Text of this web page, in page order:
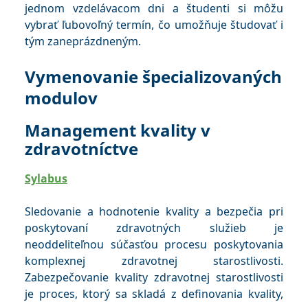
jednom vzdelávacom dni a študenti si môžu
vybrať ľubovoľný termín, čo umožňuje študovať i
tým zaneprázdneným.
Vymenovanie špecializovaných
modulov
Management kvality v
zdravotníctve
Sylabus
Sledovanie a hodnotenie kvality a bezpečia pri
poskytovaní zdravotných služieb je
neoddeliteľnou súčasťou procesu poskytovania
komplexnej zdravotnej starostlivosti.
Zabezpečovanie kvality zdravotnej starostlivosti
je proces, ktorý sa skladá z definovania kvality,